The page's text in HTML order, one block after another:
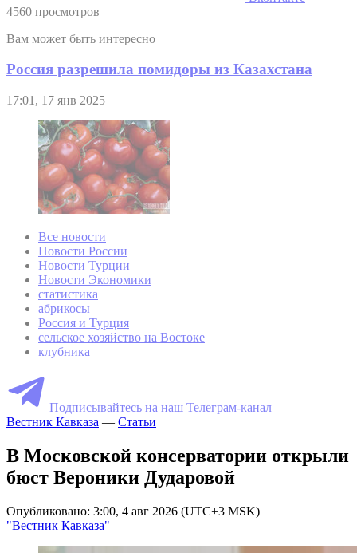
4560 просмотров
Вам может быть интересно
Россия разрешила помидоры из Казахстана
17:01, 17 янв 2025
Все новости
Новости России
Новости Турции
Новости Экономики
статистика
абрикосы
Россия и Турция
сельское хозяйство на Востоке
клубника
Подписывайтесь на наш Телеграм-канал
Вестник Кавказа — Статьи
В Московской консерватории открыли
бюст Вероники Дударовой
Опубликовано: 3:00, 4 авг 2026 (UTC+3 MSK)
"Вестник Кавказа"